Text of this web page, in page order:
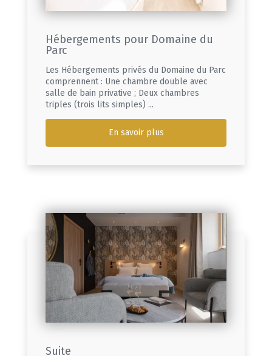
Hébergements pour Domaine du
Parc
Les Hébergements privés du Domaine du Parc
comprennent : Une chambre double avec
salle de bain privative ; Deux chambres
triples (trois lits simples) ...
En savoir plus
Suite